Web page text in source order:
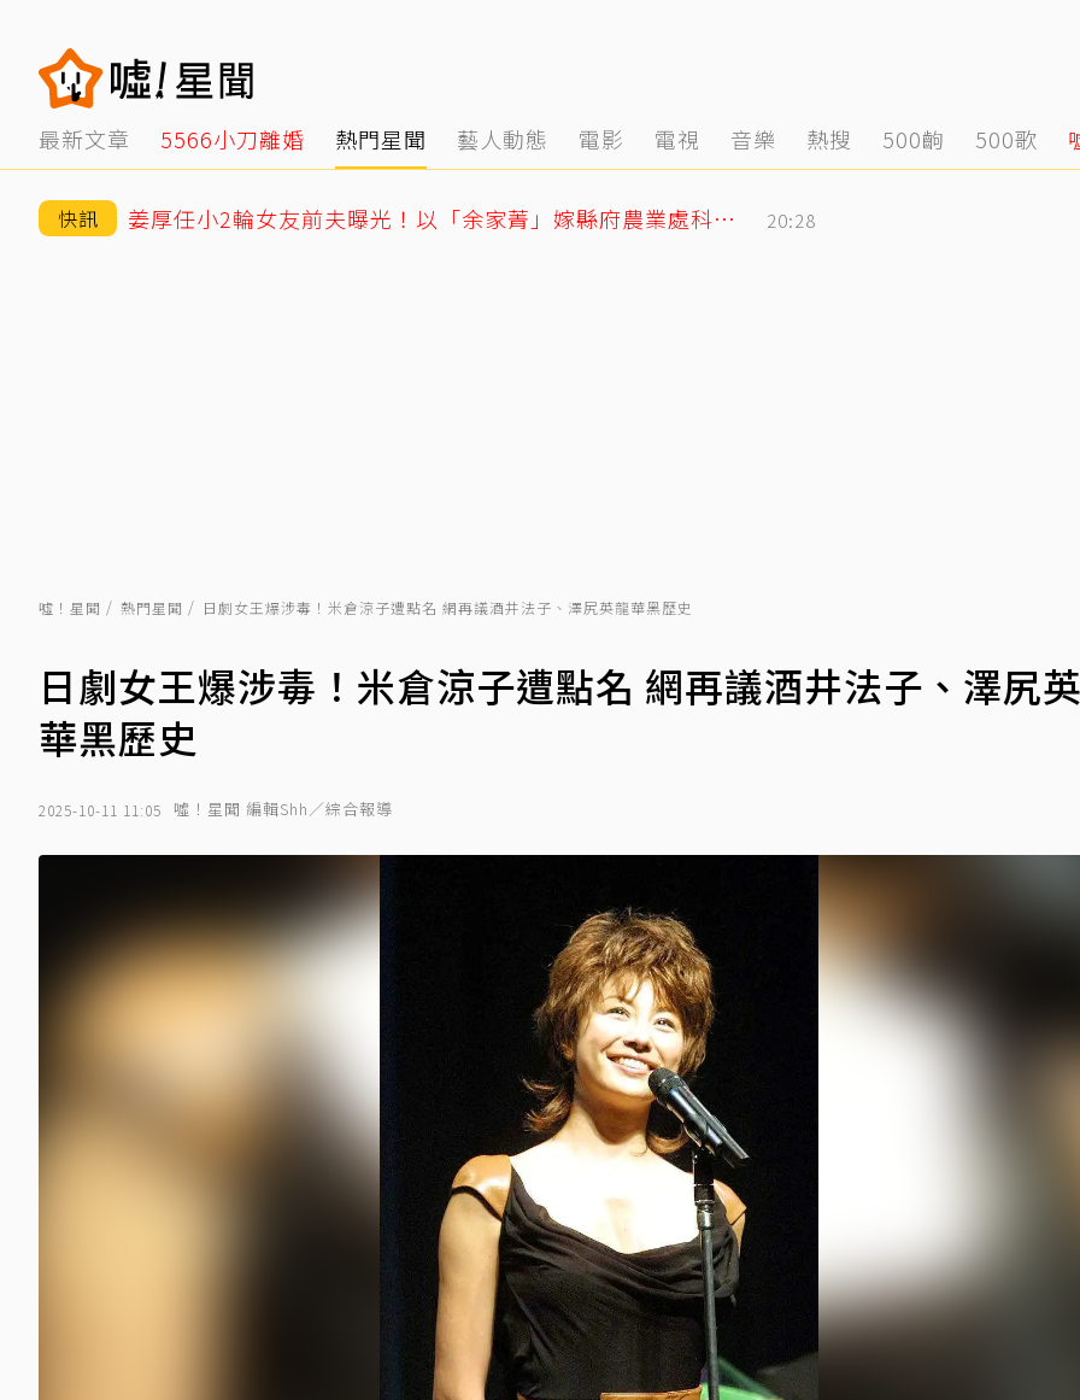
最新文章 5566小刀離婚 熱門星聞 藝人動態 電影 電視 音樂 熱搜 500齣 500歌
快訊 姜厚任小2輪女友前夫曝光！以「余家菁」嫁縣府農業處科長 交往3月閃婚 20:28
噓！星聞 熱門星聞 日劇女王爆涉毒！米倉涼子遭點名 網再議酒井法子、澤尻英龍華黑歷史
日劇女王爆涉毒！米倉涼子遭點名 網再議酒井法子、澤尻
華黑歷史
2025-10-11 11:05 噓！星聞 編輯Shh／綜合報導